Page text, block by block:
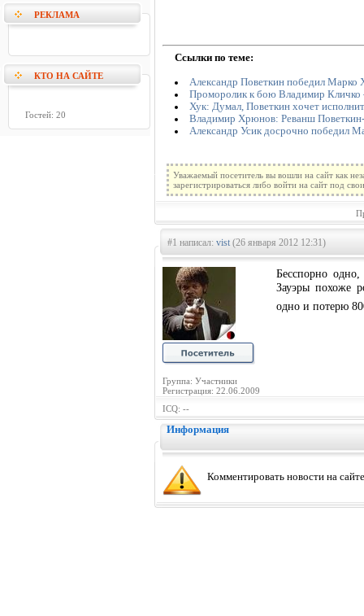
РЕКЛАМА
КТО НА САЙТЕ
Гостей: 20
Ссылки по теме:
Александр Поветкин победил Марко
Проморолик к бою Владимир
Хук: Думал, Поветкин хочет
Владимир Хрюнов: Реванш
Александр Усик досрочно победил
Уважаемый посетитель вы вошли на сайт как
зарегистрироваться либо войти на сайт под
#1 написал: vist(26 января 2012 12:31)
Группа: Участники
Регистрация: 22.06.2009
Бесспорно
Зауэры похоже
одно и потерю
ICQ: --
Информация
Комментировать новости на